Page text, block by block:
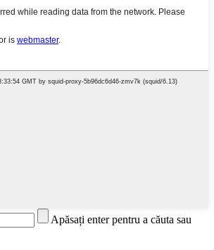
Apăsați enter pentru a căuta sau